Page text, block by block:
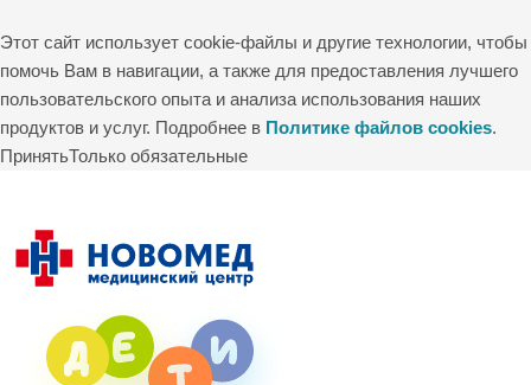
Этот сайт использует cookie-файлы и другие технологии, чтобы
помочь Вам в навигации, а также для предоставления лучшего
пользовательского опыта и анализа использования наших
продуктов и услуг. Подробнее в Политике файлов cookies.
ПринятьТолько обязательные